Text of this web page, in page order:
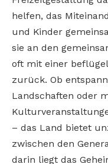
helfen, das
und Kinder
sie an den
oft mit einer
zurück. Ob
Landschaften oder
– das Land bietet
zwischen den
darin liegt das